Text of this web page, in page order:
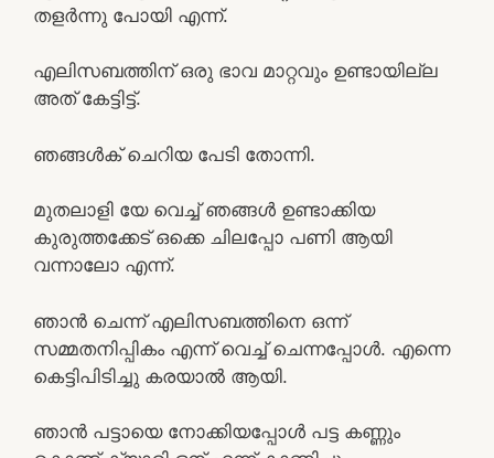
തളർന്നു പോയി എന്ന്.
എലിസബത്തിന് ഒരു ഭാവ മാറ്റവും ഉണ്ടായില്ല
അത്‌ കേട്ടിട്ട്.
ഞങ്ങൾക് ചെറിയ പേടി തോന്നി.
മുതലാളി യേ വെച്ച് ഞങ്ങൾ ഉണ്ടാക്കിയ
കുരുത്തക്കേട് ഒക്കെ ചിലപ്പോ പണി ആയി
വന്നാലോ എന്ന്.
ഞാൻ ചെന്ന് എലിസബത്തിനെ ഒന്ന്
സമ്മതനിപ്പികം എന്ന് വെച്ച് ചെന്നപ്പോൾ. എന്നെ
കെട്ടിപിടിച്ചു കരയാൽ ആയി.
ഞാൻ പട്ടായെ നോക്കിയപ്പോൾ പട്ട കണ്ണും